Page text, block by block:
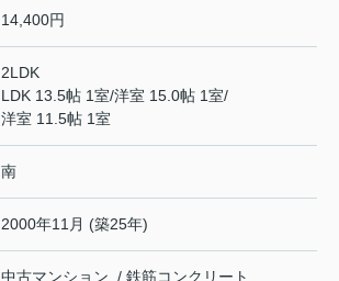
14,400円
2LDK
LDK 13.5帖 1室/洋室 15.0帖 1室/
洋室 11.5帖 1室
南
2000年11月 (築25年)
中古マンション / 鉄筋コンクリート